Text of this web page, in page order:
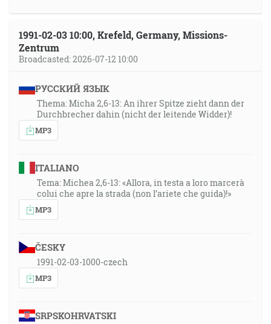
1991-02-03 10:00, Krefeld, Germany, Missions-
Zentrum
Broadcasted: 2026-07-12 10:00
РУССКИЙ ЯЗЫК
Thema: Micha 2,6-13: An ihrer Spitze zieht dann der
Durchbrecher dahin (nicht der leitende Widder)!
MP3
ITALIANO
Tema: Michea 2,6-13: «Allora, in testa a loro marcerà
colui che apre la strada (non l’ariete che guida)!»
MP3
ČESKY
1991-02-03-1000-czech
MP3
SRPSKOHRVATSKI